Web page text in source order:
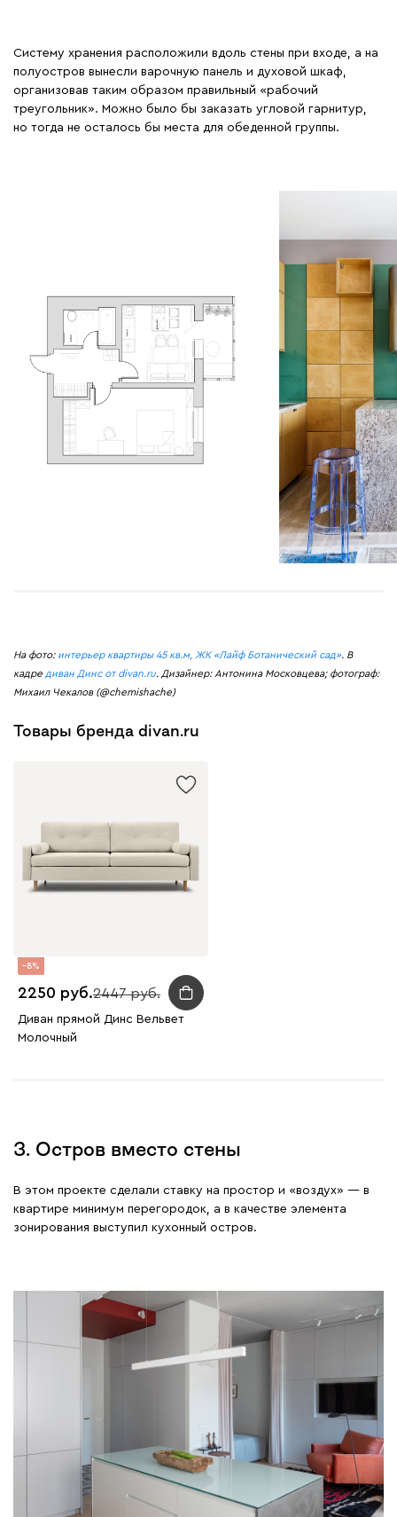
Систему хранения расположили вдоль стены при входе, а на
полуостров вынесли варочную панель и духовой шкаф,
организовав таким образом правильный «рабочий
треугольник». Можно было бы заказать угловой гарнитур,
но тогда не осталось бы места для обеденной группы.
На фото: интерьер квартиры 45 кв.м, ЖК «Лайф Ботанический сад». В
кадре диван Динс от divan.ru. Дизайнер: Антонина Московцева; фотограф:
Михаил Чекалов (@chemishache)
Товары бренда divan.ru
8
2250 2447
Диван прямой Динс Вельвет
Молочный
3. Остров вместо стены
В этом проекте сделали ставку на простор и «воздух» — в
квартире минимум перегородок, а в качестве элемента
зонирования выступил кухонный остров.